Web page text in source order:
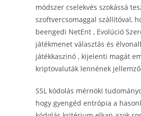
módszer cselekvés szokássá
szoftvercsomaggal szállítóval,
beengedi NetEnt , Evolúció
játékmenet választás és
játékkaszinó , kijelenti magát
kriptovaluták lennének
SSL kódolás mérnöki
hogy gyengéd entrópia a